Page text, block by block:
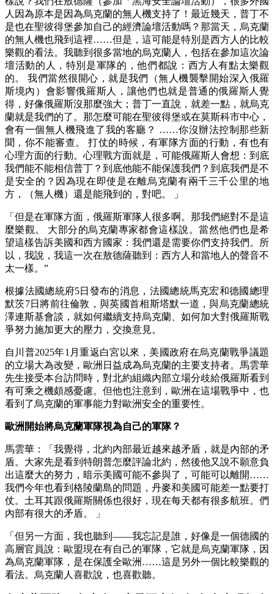
人因為原本是因為烏克蘭的無人機支持了！最近幾天，普丁不
是也在聖彼得堡參加自己的經濟論壇活動嗎？那當天，烏克蘭
的無人機也飛到這裡……但是，這可能是特別是西方人的比較
樂觀的看法。我聽到很多當地的烏克蘭人，包括在參加這次論
壇活動的人，特別是軍隊的，他們都說：西方人有點太樂觀
的。 我們當然很開心，就是我們（無人機襲擊開始深入俄羅
斯境內）會影響俄羅斯人，讓他們也就是普通的俄羅斯人覺
得，好像俄羅斯沒那麼強大；普丁一直說，就差一點，就烏克
蘭就是我們的了。那怎麼可能在聖彼得堡或在莫斯科市中心，
會有一個無人機飛進了我的客廳？ ……你沒辦法控制那些新
聞，你不能審查。 打仗的時候，有軍隊方面的行動，有也有
心理方面的行動。心理戰方面就是，可能俄羅斯人會想：到底
我們能不能相信普丁？到底他能不能保護我們？到底我們是不
是安全的？因為現在即使是在離烏克蘭有兩千三千公里的地
方，（無人機）還是能飛到的，對吧。 」
「但是在軍隊方面，俄羅斯軍隊人很多啊。那我們絕對不是這
麼樂觀。 大部分的烏克蘭專家都會這樣說。當然他們也是希
望這樣告訴美國和西方國家：我們還是需要你們支持我們。所
以，我說，我這一次在敖德薩聽到：西方人和當地人的聲音不
太一樣。”
根據法國總統府5日發布的消息，法國總統馬克宏和德國總理
默茨7日將前往倫敦，與英國首相斯塔默一道，與烏克蘭總統
澤連斯基會談，就如何繼續支持烏克蘭、如何加大對俄羅斯戰
爭努力施加更大的壓力，交換意見。
自川普2025年1月重返白宮以來，美國政府在烏克蘭戰爭議題
的立場大為改變，歐洲日益成為烏克蘭的主要支持者。馬雲華
先生接受本台訪問時，對北約組織內部立場分歧給俄羅斯看到
有可乘之機頗感憂慮。但他也注意到，歐洲在這場戰爭中，也
看到了烏克蘭的軍事能力對歐洲安全的重要性。
歐洲開始將烏克蘭軍隊視為自己的軍隊？
馬雲華：「我覺得，北約內部最近越來越矛盾，就是內部的矛
盾。大家先是看到特朗普怎麼評論北約，然後他又說不願意負
出這麼大的努力，暗示美國可能不參與了，可能可以離開……
我們今年也看到格陵蘭島的問題，丹麥和美國可能差一點要打
仗。土耳其跟俄羅斯關係也很好，現在每天都有很多航班。們
內部有很大的矛盾。 」
「但另一方面，我也聽到——我忘記是誰，好像是一個德國的
高層官員說：歐盟現在有自己的軍隊，它就是烏克蘭軍隊，因
為烏克蘭軍隊，是在保護全歐洲……這是另外一個比較樂觀的
看法。烏克蘭人喜歡說，也喜歡聽。